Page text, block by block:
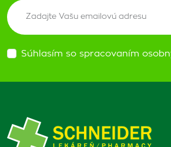
Súhlasím so spracovaním